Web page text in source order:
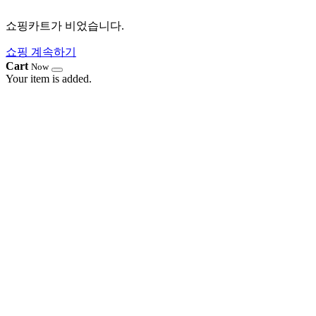
쇼핑카트가 비었습니다.
쇼핑 계속하기
Cart Now
Your item is added.